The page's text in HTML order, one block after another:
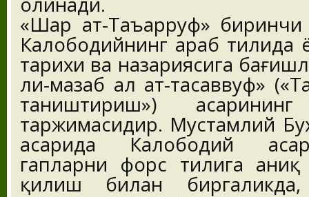
«Шарҳ ат-Таъарруф»
Калободийнинг араб тилида
тарихи ва назариясига
ли-мазҳаб аҳл ат-тасаввуф»
таништириш»)
таржимасидир. Мустамлий
асарида Калободий
гапларни форс тилига
қилиш билан